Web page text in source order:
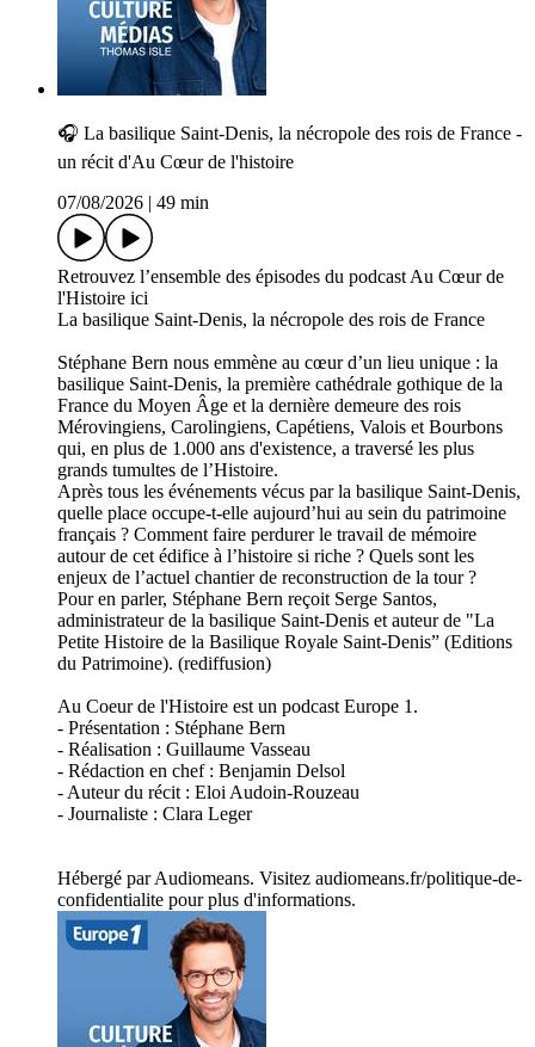
🎧 La basilique Saint-Denis, la nécropole des rois de France -
un récit d'Au Cœur de l'histoire
07/08/2026
49 min
Retrouvez l’ensemble des épisodes du podcast Au Cœur de
l'Histoire ici
La basilique Saint-Denis, la nécropole des rois de France
Stéphane Bern nous emmène au cœur d’un lieu unique : la
basilique Saint-Denis, la première cathédrale gothique de la
France du Moyen Âge et la dernière demeure des rois
Mérovingiens, Carolingiens, Capétiens, Valois et Bourbons
qui, en plus de 1.000 ans d'existence, a traversé les plus
grands tumultes de l’Histoire.
Après tous les événements vécus par la basilique Saint-Denis,
quelle place occupe-t-elle aujourd’hui au sein du patrimoine
français ? Comment faire perdurer le travail de mémoire
autour de cet édifice à l’histoire si riche ? Quels sont les
enjeux de l’actuel chantier de reconstruction de la tour ?
Pour en parler, Stéphane Bern reçoit Serge Santos,
administrateur de la basilique Saint-Denis et auteur de "La
Petite Histoire de la Basilique Royale Saint-Denis” (Editions
du Patrimoine). (rediffusion)
Au Coeur de l'Histoire est un podcast Europe 1.
- Présentation : Stéphane Bern
- Réalisation : Guillaume Vasseau
- Rédaction en chef : Benjamin Delsol
- Auteur du récit : Eloi Audoin-Rouzeau
- Journaliste : Clara Leger
Hébergé par Audiomeans. Visitez audiomeans.fr/politique-de-
confidentialite pour plus d'informations.